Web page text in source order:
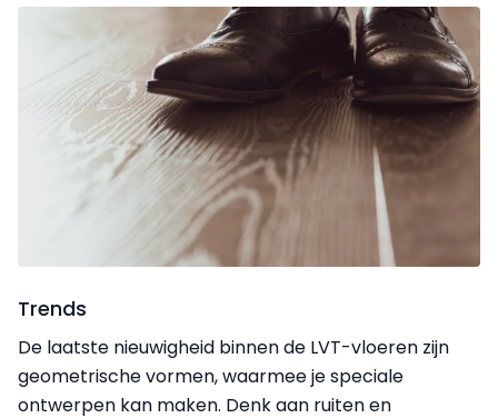
Trends
De laatste nieuwigheid binnen de LVT-vloeren zijn
geometrische vormen, waarmee je speciale
ontwerpen kan maken. Denk aan ruiten en